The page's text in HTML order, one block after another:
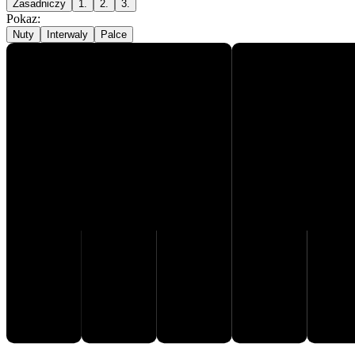
Zasadniczy 1. 2. 3.
Pokaz:
Nuty Interwaly Palce